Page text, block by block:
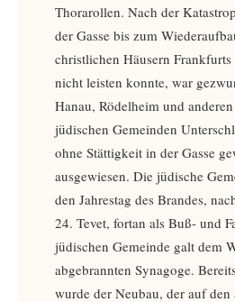
Thorarollen. Nach der
der Gasse bis zum
christlichen Häusern
nicht leisten konnte, war
Hanau, Rödelheim und
jüdischen Gemeinden
ohne Stättigkeit in der Gasse
ausgewiesen. Die jüdische
den Jahrestag des Brandes,
24. Tevet, fortan als Buß- und
jüdischen Gemeinde galt dem
abgebrannten Synagoge.
wurde der Neubau, der auf den